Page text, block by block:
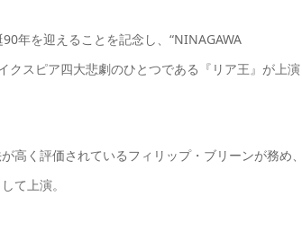
年を迎えることを記念し、“NINAGAWA
クスピア四大悲劇のひとつである『リア王』が上演
く評価されているフィリップ・ブリーンが務め、
て上演。